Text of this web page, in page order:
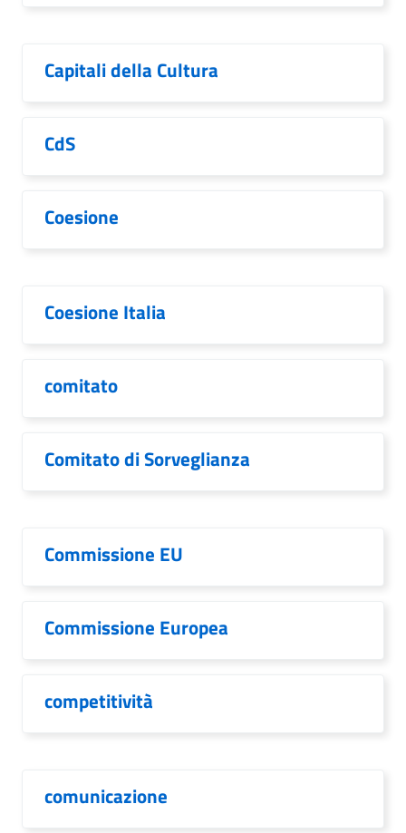
Capitali della Cultura
CdS
Coesione
Coesione Italia
comitato
Comitato di Sorveglianza
Commissione EU
Commissione Europea
competitività
comunicazione